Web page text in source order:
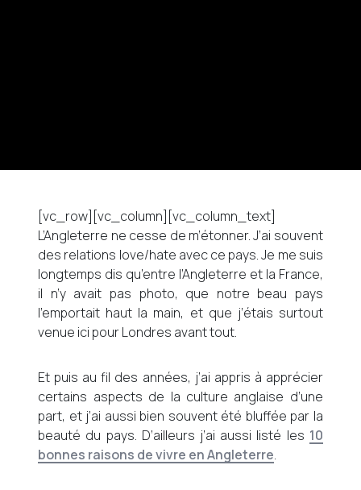
[vc_row][vc_column][vc_column_text]
L’Angleterre ne cesse de m’étonner. J’ai souvent
des relations love/hate avec ce pays. Je me suis
longtemps dis qu’entre l’Angleterre et la France,
il n’y avait pas photo, que notre beau pays
l’emportait haut la main, et que j’étais surtout
venue ici pour Londres avant tout.
Et puis au fil des années, j’ai appris à apprécier
certains aspects de la culture anglaise d’une
part, et j’ai aussi bien souvent été bluffée par la
beauté du pays. D’ailleurs j’ai aussi listé les 10
bonnes raisons de vivre en Angleterre.